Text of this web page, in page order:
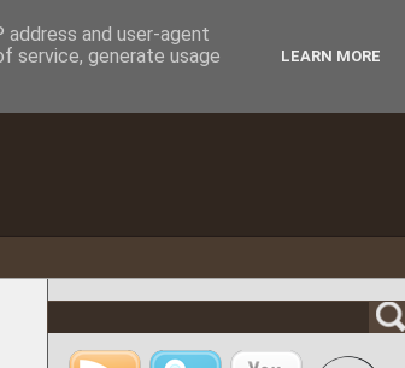
and user-agent
service, generate usage
LEARN MORE